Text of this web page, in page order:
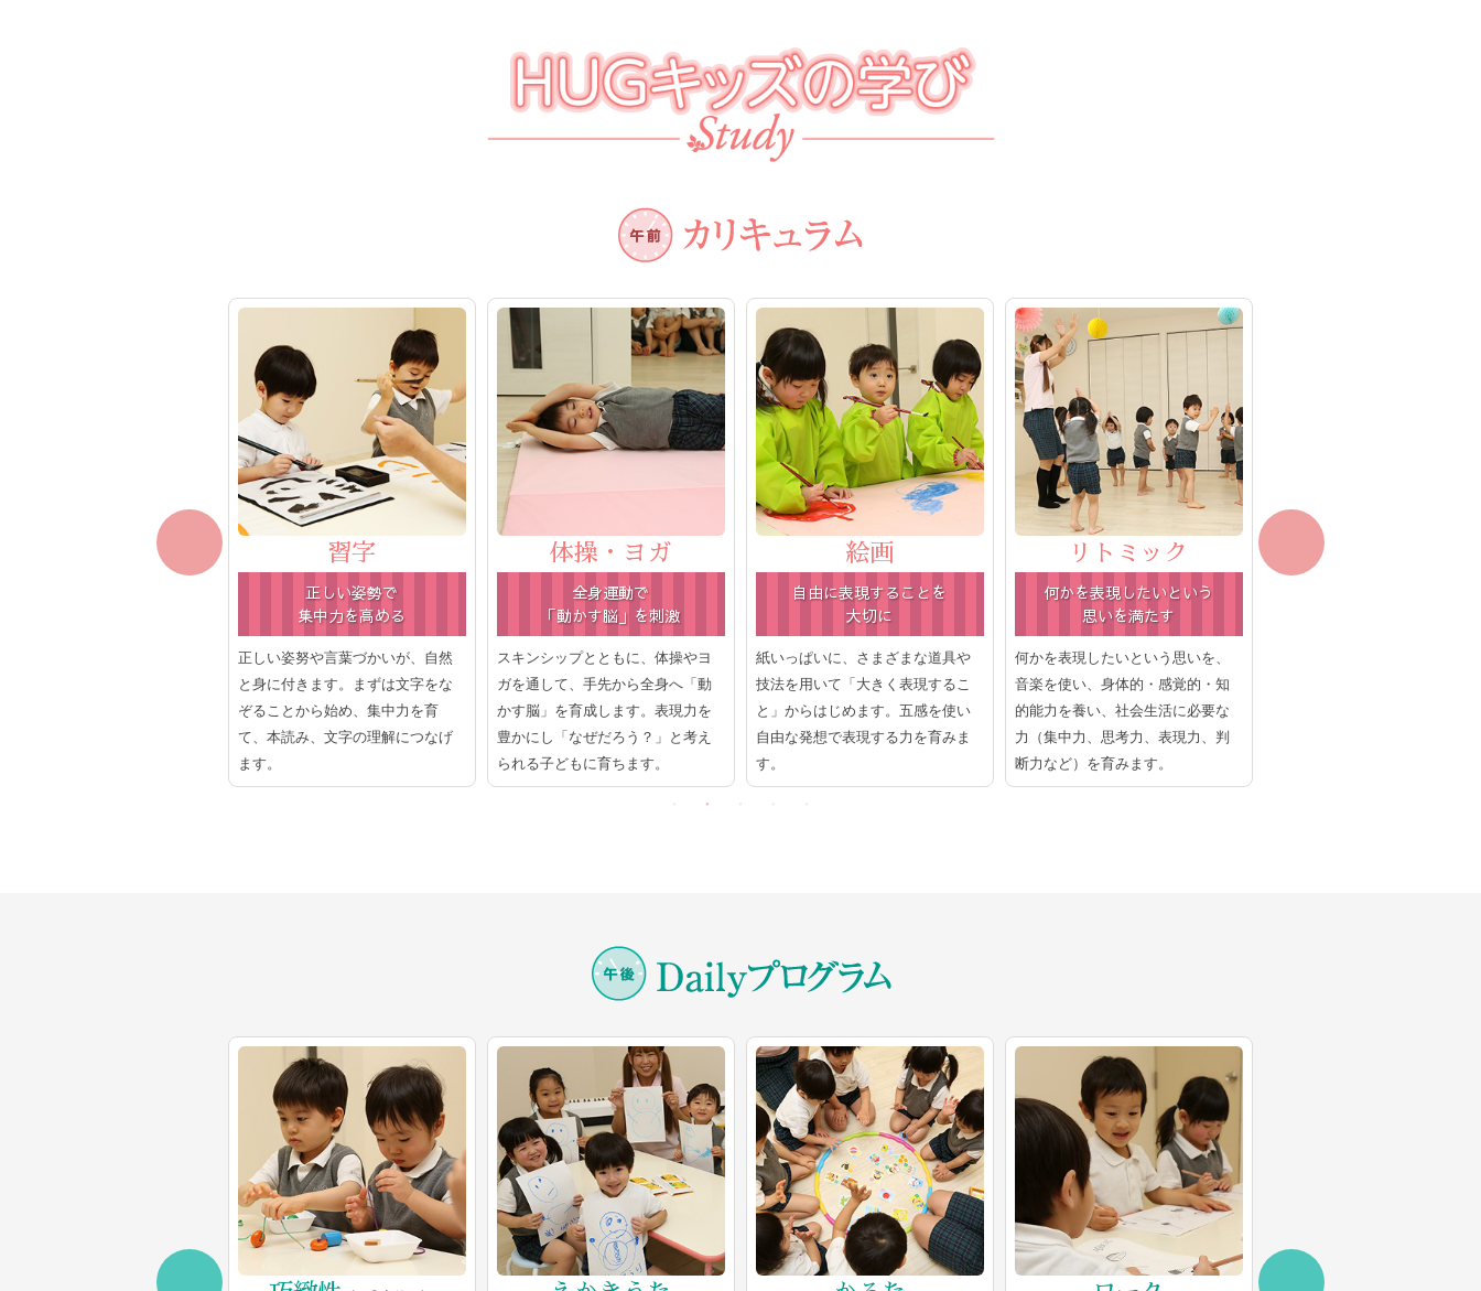
習字
正しい姿勢で
集中力を高める
正しい姿努や言葉づかいが、自然
と身に付きます。まずは文字をな
ぞることから始め、集中力を育
て、本読み、文字の理解につなげ
ます。
体操・ヨガ
全身運動で
「動かす脳」を刺激
スキンシップとともに、体操やヨ
ガを通して、手先から全身へ「動
かす脳」を育成します。表現力を
豊かにし「なぜだろう？」と考え
られる子どもに育ちます。
絵画
自由に表現することを
大切に
紙いっぱいに、さまざまな道具や
技法を用いて「大きく表現するこ
と」からはじめます。五感を使い
自由な発想で表現する力を育みま
す。
リトミック
何かを表現したいという
思いを満たす
何かを表現したいという思いを、
音楽を使い、身体的・感覚的・知
的能力を養い、社会生活に必要な
力（集中力、思考力、表現力、判
断力など）を育みます。